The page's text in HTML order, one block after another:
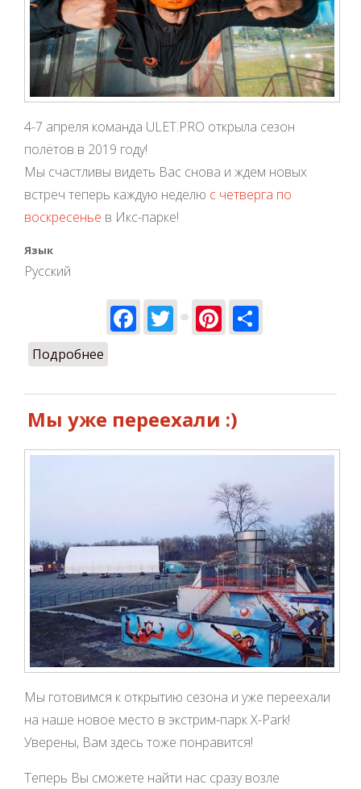
4-7 апреля команда ULET.PRO открыла сезон
полётов в 2019 году!
Мы счастливы видеть Вас снова и ждем новых
встреч теперь каждую неделю с четверга по
воскресенье в Икс-парке!
Язык
Русский
Facebook
TwitterPinterest
Подробнее
Мы уже переехали :)
Мы готовимся к открытию сезона и уже переехали
на наше новое место в экстрим-парк X-Park!
Уверены, Вам здесь тоже понравится!
Теперь Вы сможете найти нас сразу возле